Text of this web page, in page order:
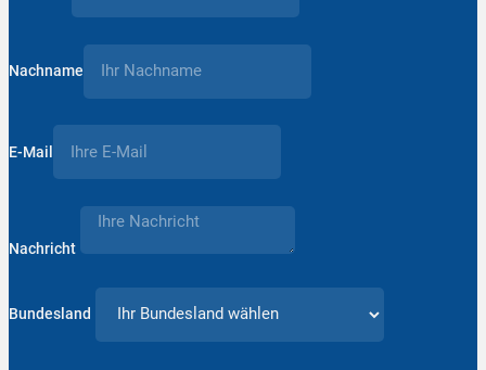
Nachname
E-Mail
Nachricht
Bundesland